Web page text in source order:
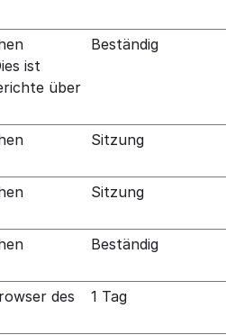
ist
über
Beständig
Sitzung
Sitzung
Beständig
des
1 Tag